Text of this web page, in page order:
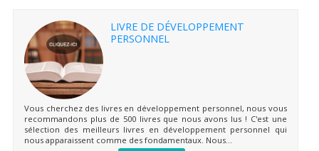
LIVRE DE DÉVELOPPEMENT
PERSONNEL
Vous cherchez des livres en développement personnel, nous vous
recommandons plus de 500 livres que nous avons lus ! C'est une
sélection des meilleurs livres en développement personnel qui
nous apparaissent comme des fondamentaux. Nous...